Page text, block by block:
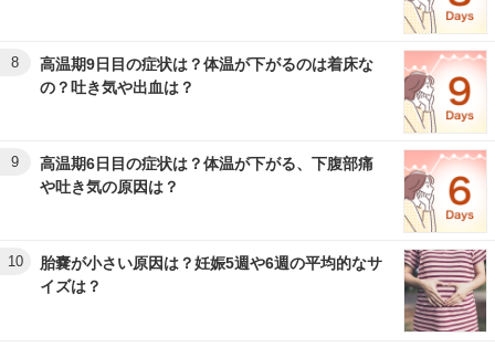
8
高温期9日目の症状は？体温が下がるのは着床な
の？吐き気や出血は？
9
高温期6日目の症状は？体温が下がる、下腹部痛
や吐き気の原因は？
10
胎嚢が小さい原因は？妊娠5週や6週の平均的なサ
イズは？